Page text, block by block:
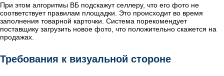
При этом алгоритмы ВБ подскажут селлеру, что его фото не
соответствует правилам площадки. Это происходит во время
заполнения товарной карточки. Система порекомендует
поставщику загрузить новое фото, что положительно скажется на
продажах.
Требования к визуальной стороне